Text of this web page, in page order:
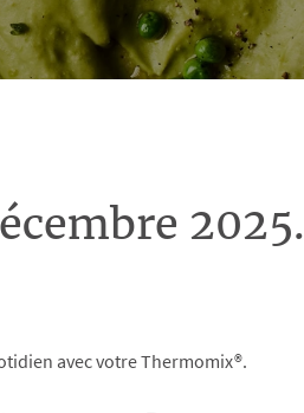
2025.
avec votre Thermomix®.